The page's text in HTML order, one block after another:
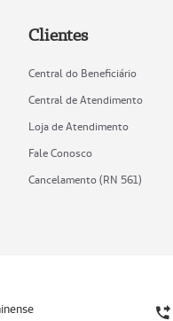
Clientes
Central do Beneficiário
Central de Atendimento
Loja de Atendimento
Fale Conosco
Cancelamento (RN 561)